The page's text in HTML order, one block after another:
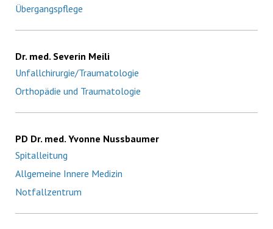
Übergangspflege
Dr. med. Severin Meili
Unfallchirurgie/Traumatologie
Orthopädie und Traumatologie
PD Dr. med. Yvonne Nussbaumer
Spitalleitung
Allgemeine Innere Medizin
Notfallzentrum